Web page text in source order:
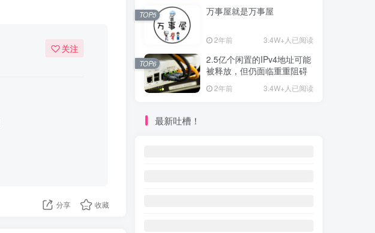
关注
分享 收藏
万事屋就是万事屋
2年前 3.4W+人已阅读
TOP5
2.5亿个闲置的IPv4地址可能
被释放，但仍面临重重阻碍
2年前 3.4W+人已阅读
TOP6
最新吐槽！